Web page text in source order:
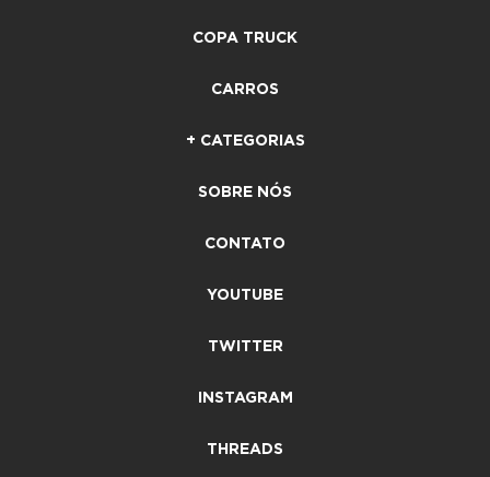
COPA TRUCK
CARROS
+ CATEGORIAS
SOBRE NÓS
CONTATO
YOUTUBE
TWITTER
INSTAGRAM
THREADS